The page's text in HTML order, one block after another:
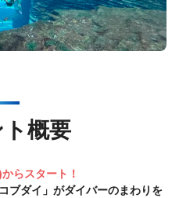
概要
らスタート！
ブダイ」がダイバーのまわりを